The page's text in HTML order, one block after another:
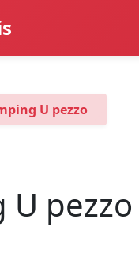
U pezzo
U pezzo